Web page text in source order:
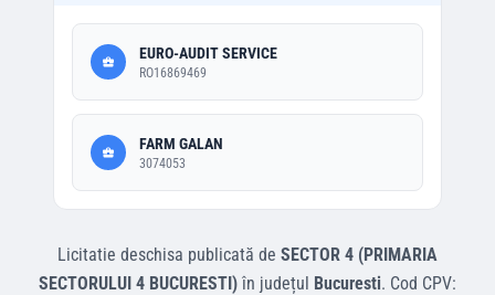
EURO-AUDIT SERVICE
RO16869469
FARM GALAN
3074053
Licitatie deschisa publicată de SECTOR 4 (PRIMARIA
SECTORULUI 4 BUCURESTI) în județul Bucuresti. Cod CPV: